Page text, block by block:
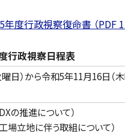
度行政視察復命書 （PDF
行政視察日程表
日）から令和5年11月16日（木
の推進について）
場立地に伴う取組について）